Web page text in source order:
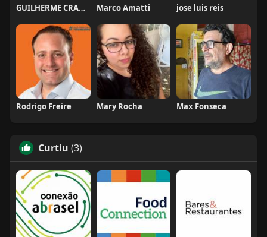
GUILHERME CRAMER BALLE Marco Amatti jose luis reis
Rodrigo Freire Mary Rocha Max Fonseca
Curtiu (3)